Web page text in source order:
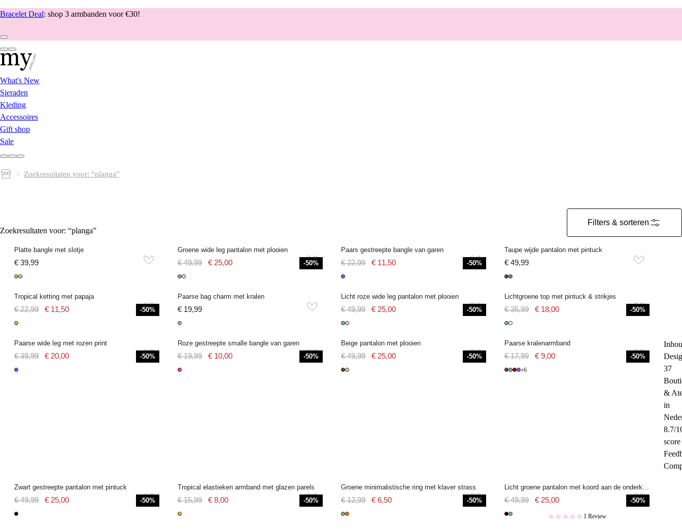
Bracelet Deal: shop 3 armbanden voor €30!
What's New
Sieraden
Kleding
Accessoires
Gift shop
Sale
Zoekresultaten voor: “planga”
Zoekresultaten voor: “planga”
Filters & sorteren
Platte bangle met slotje
€ 39,99
Groene wide leg pantalon met plooien
€ 49,99 € 25,00 -50%
Paars gestreepte bangle van garen
€ 22,99 € 11,50 -50%
Taupe wijde pantalon met pintuck
€ 49,99
Tropical ketting met papaja
€ 22,99 € 11,50 -50%
Paarse bag charm met kralen
€ 19,99
Licht roze wide leg pantalon met plooien
€ 49,99 € 25,00 -50%
Lichtgroene top met pintuck & strikjes
€ 35,99 € 18,00 -50%
Paarse wide leg met rozen print
€ 39,99 € 20,00 -50%
Roze gestreepte smalle bangle van garen
€ 19,99 € 10,00 -50%
Beige pantalon met plooien
€ 49,99 € 25,00 -50%
Paarse kralenarmband
€ 17,99 € 9,00 -50%
+6
37
&
in
8.7/
score
Zwart gestreepte pantalon met pintuck
€ 49,99 € 25,00 -50%
Tropical elastieken armband met glazen parels
€ 15,99 € 8,00 -50%
Groene minimalistische ring met klaver strass
€ 12,99 € 6,50 -50% € 49,99 € 25,00 -50%
1 Review